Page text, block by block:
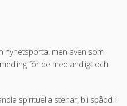
nyhetsportal men även som
för de med andligt och
spirituella stenar, bli spådd i